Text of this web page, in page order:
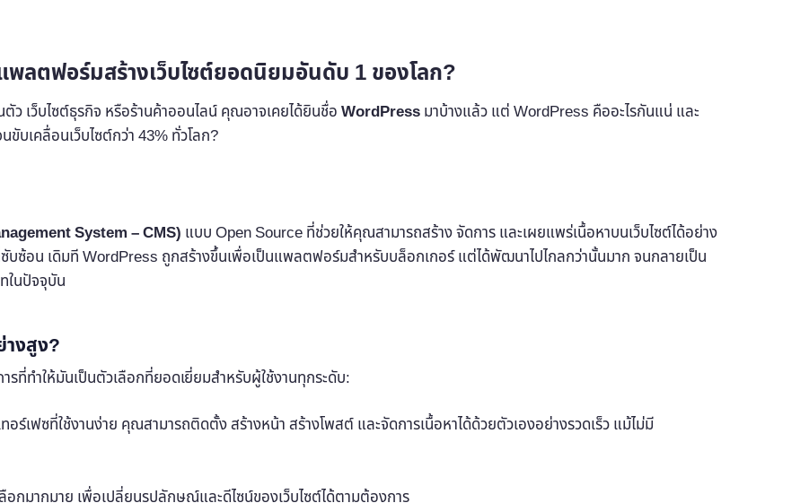
พลตฟอร์มสร้างเว็บไซต์ยอดนิยมอันดับ 1 ของโลก?
ว เว็บไซต์ธุรกิจ หรือร้านค้าออนไลน์ คุณอาจเคยได้ยินชื่อWordPressมาบ้างแล้ว แต่ WordPress คืออะไรกันแน่ และ
บเคลื่อนเว็บไซต์กว่า 43% ทั่วโลก?
System – CMS) แบบ Open Source ที่ช่วยให้คุณสามารถสร้าง จัดการ และเผยแพร่เนื้อหาบนเว็บไซต์ได้อย่าง
ซับซ้อน เดิมที WordPress ถูกสร้างขึ้นเพื่อเป็นแพลตฟอร์มสำหรับบล็อกเกอร์ แต่ได้พัฒนาไปไกลกว่านั้นมาก จนกลายเป็น
ในปัจจุบัน
งสูง?
ที่ทำให้มันเป็นตัวเลือกที่ยอดเยี่ยมสำหรับผู้ใช้งานทุกระดับ:
อร์เฟซที่ใช้งานง่าย คุณสามารถติดตั้ง สร้างหน้า สร้างโพสต์ และจัดการเนื้อหาได้ด้วยตัวเองอย่างรวดเร็ว แม้ไม่มี
อกมากมาย เพื่อเปลี่ยนรูปลักษณ์และดีไซน์ของเว็บไซต์ได้ตามต้องการ